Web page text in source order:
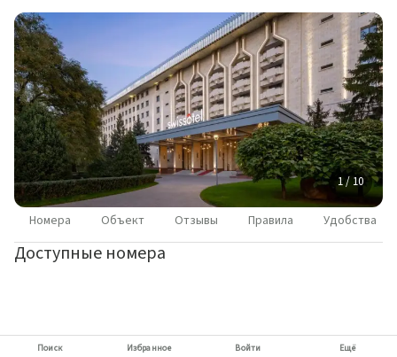
1 / 10
Номера Объект Отзывы Правила Удобства
Доступные номера
Поиск Избранное Войти Ещё